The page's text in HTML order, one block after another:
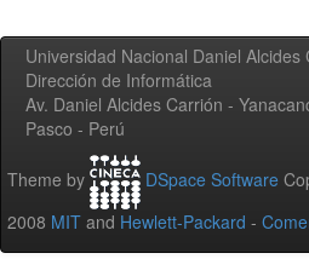
Universidad Nacional Daniel Alcides
Dirección de Informática
Av. Daniel Alcides Carrión -
Pasco - Perú
Theme by DSpace Software
2008 MIT and Hewlett-Packard -